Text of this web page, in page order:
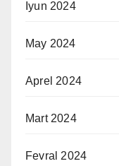
Iyun 2024
May 2024
Aprel 2024
Mart 2024
Fevral 2024